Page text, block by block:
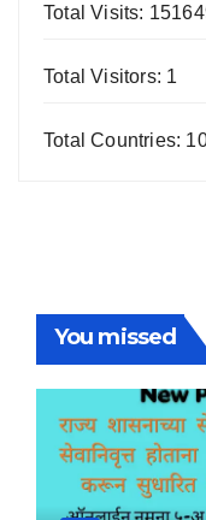
Total Visits:
Total Visitors: 1
Total Countries:
You missed